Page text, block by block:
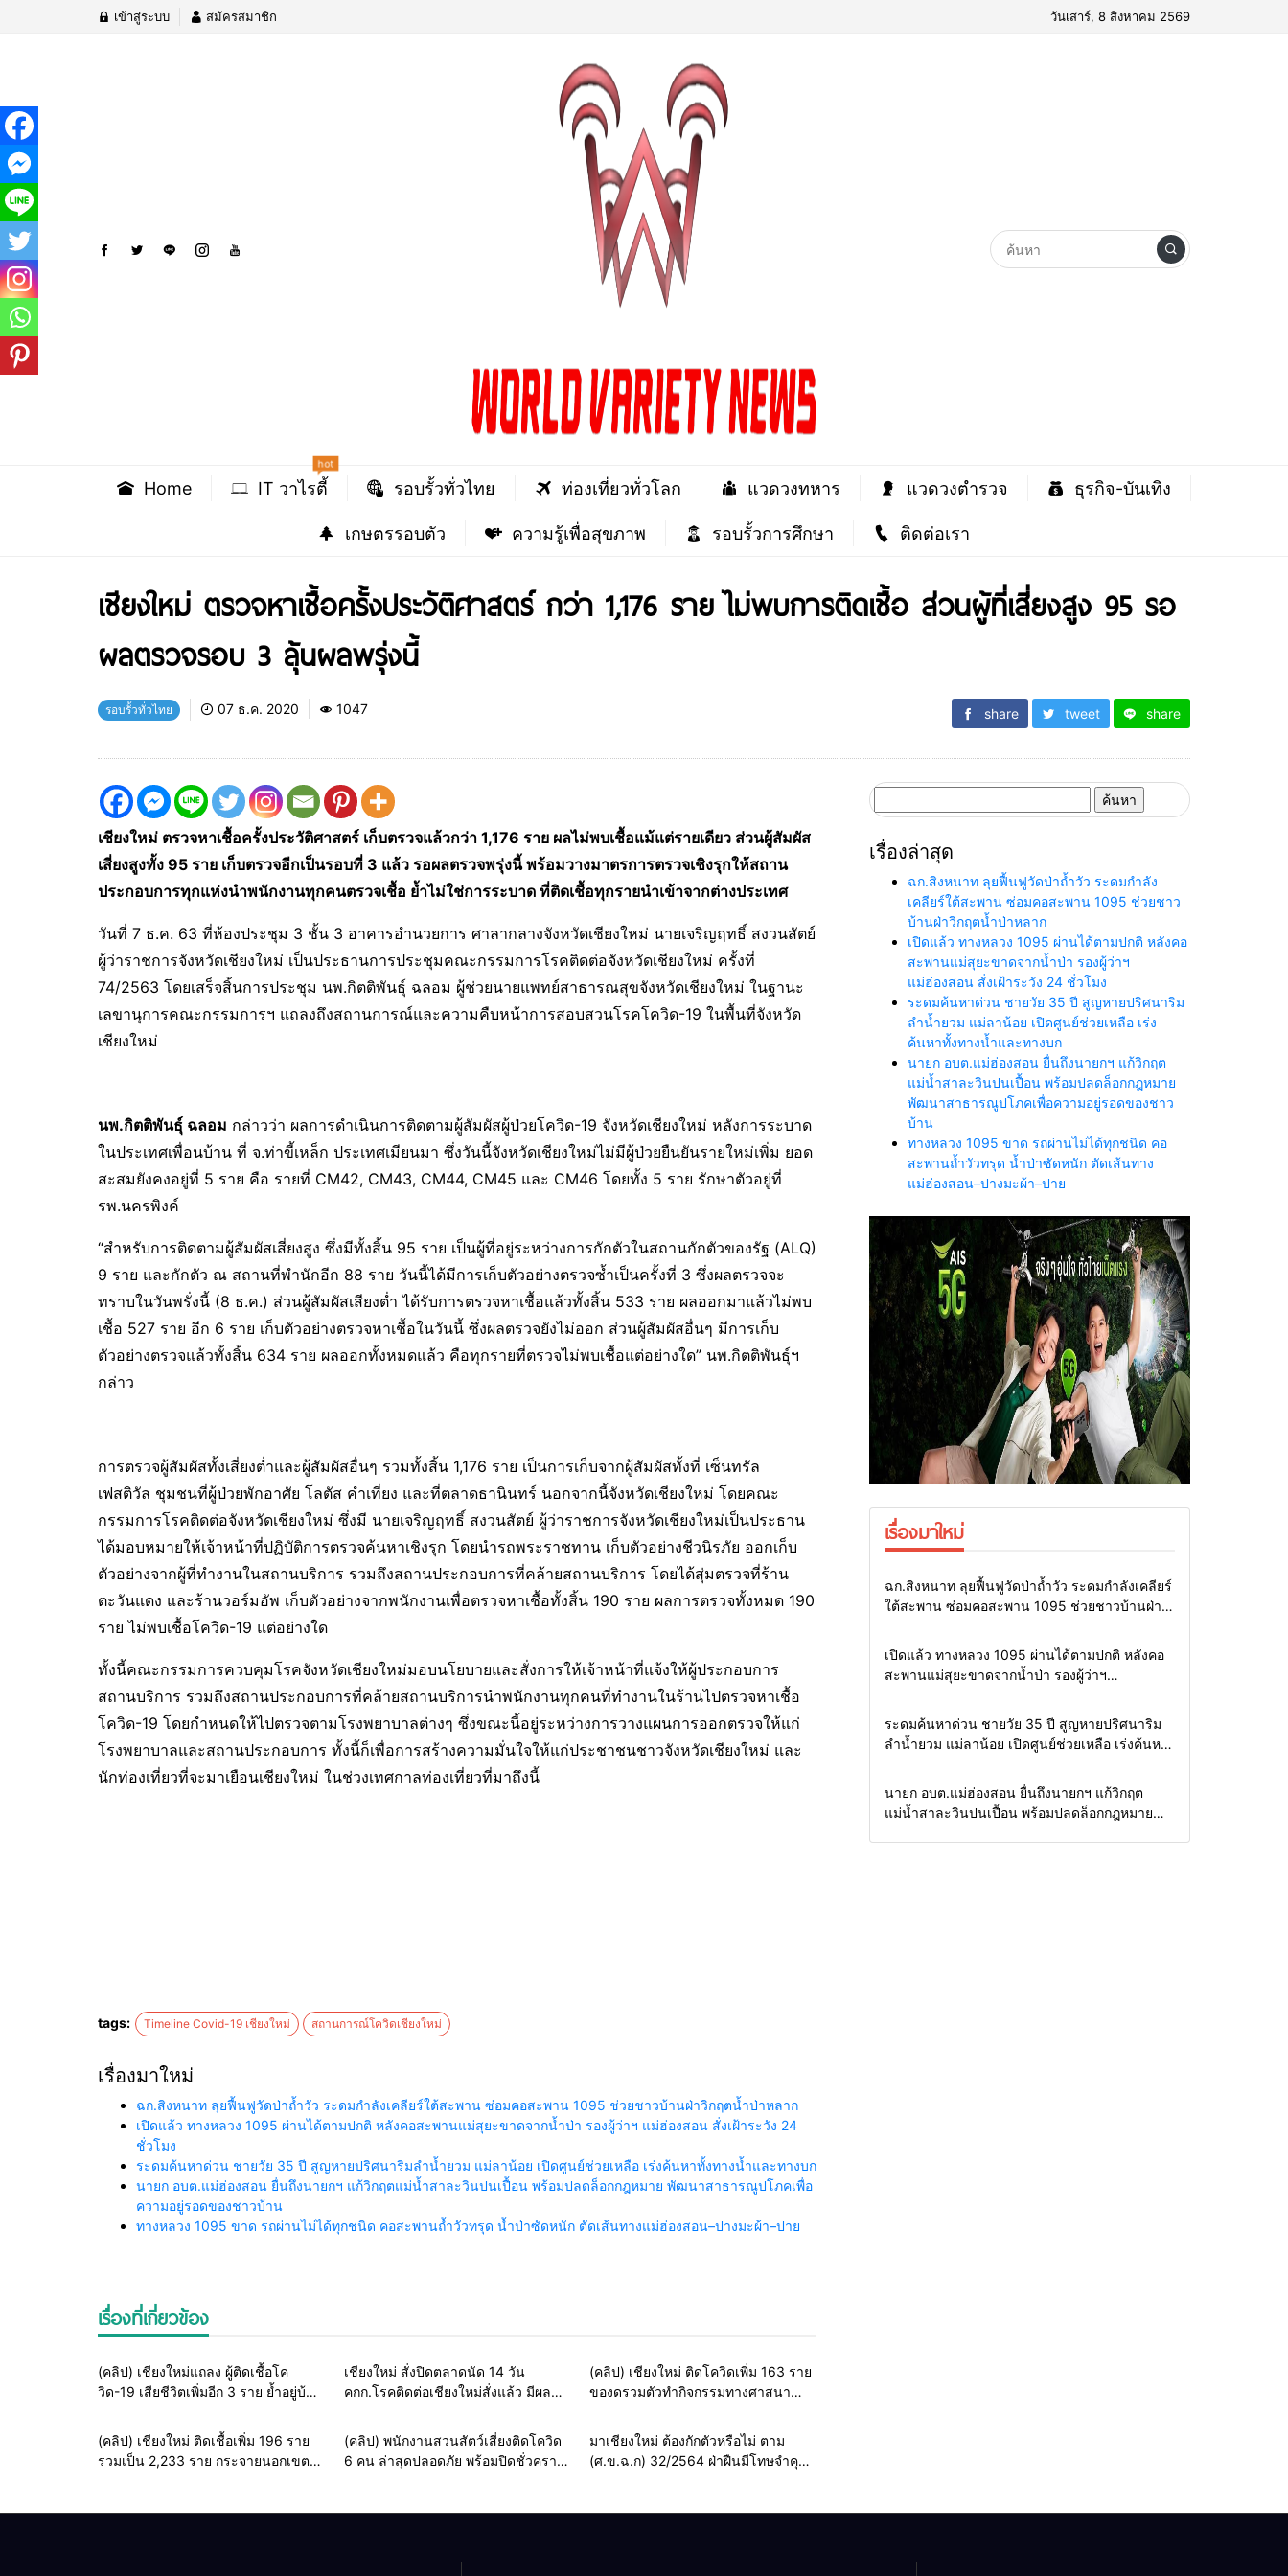
เข้าสู่ระบบ สมัครสมาชิก วันเสาร์, 8 สิงหาคม 2569
Home IT วาไรตี้
hot
รอบรั้วทั่วไทย ท่องเที่ยวทั่วโลก แวดวงทหาร แวดวงตำรวจ ธุรกิจ-บันเทิง
เกษตรรอบตัว ความรู้เพื่อสุขภาพ รอบรั้วการศึกษา ติดต่อเรา
เชียงใหม่ ตรวจหาเชื้อครั้งประวัติศาสตร์ กว่า 1,176 ราย ไม่พบการติดเชื้อ ส่วนผู้ที่เสี่ยงสูง 95 รอ
ผลตรวจรอบ 3 ลุ้นผลพรุ่งนี้
รอบรั้วทั่วไทย 07 ธ.ค. 2020 1047 share tweet share
เชียงใหม่ ตรวจหาเชื้อครั้งประวัติศาสตร์ เก็บตรวจแล้วกว่า 1,176 ราย ผลไม่พบเชื้อแม้แต่รายเดียว ส่วนผู้สัมผัส
เสี่ยงสูงทั้ง 95 ราย เก็บตรวจอีกเป็นรอบที่ 3 แล้ว​ รอผลตรวจพรุ่งนี้ พร้อมวางมาตรการตรวจเชิงรุกให้สถาน
ประกอบการทุกแห่งนำพนักงานทุกคนตรวจเชื้อ ย้ำไม่ใช่การระบาด ที่ติดเชื้อทุกรายนำเข้าจากต่างประเทศ
วันที่ 7 ธ.ค. 63 ที่ห้องประชุม 3 ชั้น 3 อาคารอำนวยการ ศาลากลางจังหวัดเชียงใหม่ นายเจริญฤทธิ์ สงวนสัตย์
ผู้ว่าราชการจังหวัดเชียงใหม่ เป็นประธานการประชุมคณะกรรมการโรคติดต่อจังหวัดเชียงใหม่ ครั้งที่
74/2563 โดยเสร็จสิ้นการประชุม นพ.กิตติพันธุ์ ฉลอม ผู้ช่วยนายแพทย์สาธารณสุขจังหวัดเชียงใหม่ ในฐานะ
เลขานุการคณะกรรมการฯ แถลงถึงสถานการณ์และความคืบหน้าการสอบสวนโรคโควิด-19 ในพื้นที่จังหวัด
เชียงใหม่
นพ.กิตติพันธุ์ ฉลอม กล่าวว่า ผลการดำเนินการติดตามผู้สัมผัสผู้ป่วยโควิด-19 จังหวัดเชียงใหม่ หลังการระบาด
ในประเทศเพื่อนบ้าน ที่ จ.ท่าขี้เหล็ก ประเทศเมียนมา ซึ่งวันนี้จังหวัดเชียงใหม่ไม่มีผู้ป่วยยืนยันรายใหม่เพิ่ม ยอด
สะสมยังคงอยู่ที่ 5 ราย คือ รายที่ CM42, CM43, CM44, CM45 และ CM46 โดยทั้ง 5 ราย รักษาตัวอยู่ที่
รพ.นครพิงค์
“สำหรับการติดตามผู้สัมผัสเสี่ยงสูง ซึ่งมีทั้งสิ้น 95 ราย เป็นผู้ที่อยู่ระหว่างการกักตัวในสถานกักตัวของรัฐ (ALQ)
9 ราย และกักตัว ณ สถานที่พำนักอีก 88 ราย วันนี้ได้มีการเก็บตัวอย่างตรวจซ้ำเป็นครั้งที่ 3 ซึ่งผลตรวจจะ
ทราบในวันพรั่งนี้​ (8​ ธ.ค.) ส่วนผู้สัมผัสเสียงต่ำ ได้รับการตรวจหาเชื้อแล้วทั้งสิ้น 533 ราย ผลออกมาแล้วไม่พบ
เชื้อ 527 ราย อีก 6 ราย เก็บตัวอย่างตรวจหาเชื้อในวันนี้ ซึ่งผลตรวจยังไม่ออก ส่วนผู้สัมผัสอื่นๆ มีการเก็บ
ตัวอย่างตรวจแล้วทั้งสิ้น 634 ราย ผลออกทั้งหมดแล้ว คือทุกรายที่ตรวจไม่พบเชื้อแต่อย่างใด” นพ.กิตติพันธุ์ฯ​
กล่าว
การตรวจผู้สัมผัสทั้งเสี่ยงต่ำและผู้สัมผัสอื่นๆ รวมทั้งสิ้น 1,176 ราย เป็นการเก็บจากผู้สัมผัสทั้งที่ เซ็นทรัล
เฟสติวัล ชุมชนที่ผู้ป่วยพักอาศัย โลตัส คำเที่ยง และที่ตลาดธานินทร์ นอกจากนี้จังหวัดเชียงใหม่ โดยคณะ
กรรมการโรคติดต่อจังหวัดเชียงใหม่ ซึ่งมี นายเจริญฤทธิ์ สงวนสัตย์ ผู้ว่าราชการจังหวัดเชียงใหม่เป็นประธาน
ได้มอบหมายให้เจ้าหน้าที่ปฏิบัติการตรวจค้นหาเชิงรุก โดยนำรถพระราชทาน เก็บตัวอย่างชีวนิรภัย ออกเก็บ
ตัวอย่างจากผู้ที่ทำงานในสถานบริการ รวมถึงสถานประกอบการที่คล้ายสถานบริการ โดยได้สุ่มตรวจที่ร้าน
ตะวันแดง และร้านวอร์มอัพ เก็บตัวอย่างจากพนักงานเพื่อตรวจหาเชื้อทั้งสิ้น 190 ราย ผลการตรวจทั้งหมด 190
ราย ไม่พบเชื้อโควิด-19 แต่อย่างใด
ทั้งนี้คณะกรรมการควบคุมโรคจังหวัดเชียงใหม่มอบนโยบายและสั่งการให้เจ้าหน้าที่แจ้งให้ผู้ประกอบการ
สถานบริการ รวมถึงสถานประกอบการที่คล้ายสถานบริการนำพนักงานทุกคนที่ทำงานในร้านไปตรวจหาเชื้อ
โควิด-19 โดยกำหนดให้ไปตรวจตามโรงพยาบาลต่างๆ ซึ่งขณะนี้อยู่ระหว่างการวางแผนการออกตรวจให้แก่
โรงพยาบาลและสถานประกอบการ ทั้งนี้ก็เพื่อการสร้างความมั่นใจให้แก่ประชาชนชาวจังหวัดเชียงใหม่ และ
นักท่องเที่ยวที่จะมาเยือนเชียงใหม่ ในช่วงเทศกาลท่องเที่ยวที่มาถึงนี้
tags: Timeline Covid-19 เชียงใหม่ สถานการณ์โควิดเชียงใหม่
เรื่องมาใหม่
ฉก.สิงหนาท ลุยฟื้นฟูวัดป่าถ้ำวัว ระดมกำลังเคลียร์ใต้สะพาน ซ่อมคอสะพาน 1095 ช่วยชาวบ้านฝ่าวิกฤตน้ำป่าหลาก
เปิดแล้ว ทางหลวง 1095 ผ่านได้ตามปกติ หลังคอสะพานแม่สุยะขาดจากน้ำป่า รองผู้ว่าฯ แม่ฮ่องสอน สั่งเฝ้าระวัง 24
ชั่วโมง
ระดมค้นหาด่วน ชายวัย 35 ปี สูญหายปริศนาริมลำน้ำยวม แม่ลาน้อย เปิดศูนย์ช่วยเหลือ เร่งค้นหาทั้งทางน้ำและทางบก
นายก อบต.แม่ฮ่องสอน ยื่นถึงนายกฯ แก้วิกฤตแม่น้ำสาละวินปนเปื้อน พร้อมปลดล็อกกฎหมาย พัฒนาสาธารณูปโภคเพื่อ
ความอยู่รอดของชาวบ้าน
ทางหลวง 1095 ขาด รถผ่านไม่ได้ทุกชนิด คอสะพานถ้ำวัวทรุด น้ำป่าซัดหนัก ตัดเส้นทางแม่ฮ่องสอน–ปางมะผ้า–ปาย
เรื่องที่เกี่ยวข้อง
รอบรั้วทั่วไทย
(คลิป) เชียงใหม่แถลง ผู้ติดเชื้อโค
วิด-19 เสียชีวิตเพิ่มอีก 3 ราย ย้ำอยู่บ้าน
รอบรั้วทั่วไทย
เชียงใหม่ สั่งปิดตลาดนัด 14 วัน
คกก.โรคติดต่อเชียงใหม่สั่งแล้ว มีผล
รอบรั้วทั่วไทย
(คลิป) เชียงใหม่ ติดโควิดเพิ่ม 163 ราย
ของดรวมตัวทำกิจกรรมทางศาสนา
และที่ทำงานมากขึ้น
รอบรั้วทั่วไทย
(คลิป) เชียงใหม่ ติดเชื้อเพิ่ม 196 ราย
รวมเป็น 2,233 ราย กระจายนอกเขต
รอบรั้วทั่วไทย
(คลิป) พนักงานสวนสัตว์เสี่ยงติดโควิด
6 คน ล่าสุดปลอดภัย พร้อมปิดชั่วคราว
รอบรั้วทั่วไทย
มาเชียงใหม่ ต้องกักตัวหรือไม่ ตาม
(ศ.ข.ฉ.ก) 32/2564 ฝ่าฝืนมีโทษจำคุก
สำหรับ:
เรื่องล่าสุด
ฉก.สิงหนาท ลุยฟื้นฟูวัดป่าถ้ำวัว ระดมกำลัง
เคลียร์ใต้สะพาน ซ่อมคอสะพาน 1095 ช่วยชาว
บ้านฝ่าวิกฤตน้ำป่าหลาก
เปิดแล้ว ทางหลวง 1095 ผ่านได้ตามปกติ หลังคอ
สะพานแม่สุยะขาดจากน้ำป่า รองผู้ว่าฯ
แม่ฮ่องสอน สั่งเฝ้าระวัง 24 ชั่วโมง
ระดมค้นหาด่วน ชายวัย 35 ปี สูญหายปริศนาริม
ลำน้ำยวม แม่ลาน้อย เปิดศูนย์ช่วยเหลือ เร่ง
ค้นหาทั้งทางน้ำและทางบก
นายก อบต.แม่ฮ่องสอน ยื่นถึงนายกฯ แก้วิกฤต
แม่น้ำสาละวินปนเปื้อน พร้อมปลดล็อกกฎหมาย
พัฒนาสาธารณูปโภคเพื่อความอยู่รอดของชาว
บ้าน
ทางหลวง 1095 ขาด รถผ่านไม่ได้ทุกชนิด คอ
สะพานถ้ำวัวทรุด น้ำป่าซัดหนัก ตัดเส้นทาง
แม่ฮ่องสอน–ปางมะผ้า–ปาย
เรื่องมาใหม่
Home แวดวงทหาร
ฉก.สิงหนาท ลุยฟื้นฟูวัดป่าถ้ำวัว ระดมกำลังเคลียร์
ใต้สะพาน ซ่อมคอสะพาน 1095 ช่วยชาวบ้านฝ่า
Home รอบรั้วทั่วไทย
เปิดแล้ว ทางหลวง 1095 ผ่านได้ตามปกติ หลังคอ
สะพานแม่สุยะขาดจากน้ำป่า รองผู้ว่าฯ
Home รอบรั้วทั่วไทย
ระดมค้นหาด่วน ชายวัย 35 ปี สูญหายปริศนาริม
ลำน้ำยวม แม่ลาน้อย เปิดศูนย์ช่วยเหลือ เร่งค้นหา
Home รอบรั้วทั่วไทย
นายก อบต.แม่ฮ่องสอน ยื่นถึงนายกฯ แก้วิกฤต
แม่น้ำสาละวินปนเปื้อน พร้อมปลดล็อกกฎหมาย